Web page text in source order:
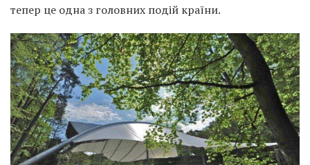
тепер це одна з головних подій країни.